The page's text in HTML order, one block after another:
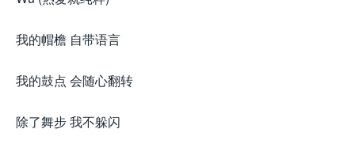
我的帽檐 自带语言
我的鼓点 会随心翻转
除了舞步 我不躲闪